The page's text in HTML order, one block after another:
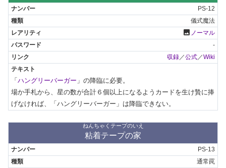
PS-12
儀式魔法
photo ノーマル
-
収録／公式／Wiki
「 ハングリーバーガー 」の降臨に必要。
場か手札から、星の数が合計６個以上になるようカードを生け贄に捧
げなければ、「ハングリーバーガー」は降臨できない。
ねんちゃくテープのいえ
粘着テープの家
PS-13
通常罠